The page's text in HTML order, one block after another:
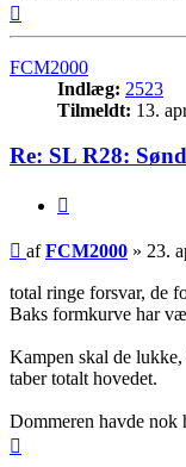
FCM2000
Indlæg: 2523
Tilmeldt: 13.
Re: SL R28:
Indlæg
afFCM2000 » 23.
total ringe forsvar, de
Baks formkurve har
Kampen skal de
taber totalt hovedet.
Dommeren havde nok